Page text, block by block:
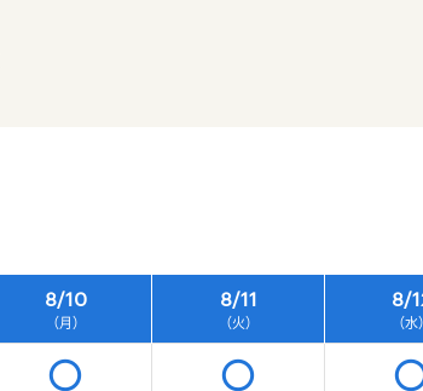
8/10
（月）
8/11
（火）
8/
（水）